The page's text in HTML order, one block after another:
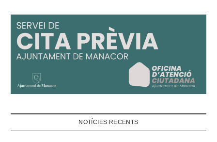
NOTÍCIES RECENTS